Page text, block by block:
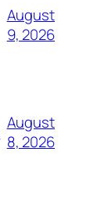
August
9, 2026
August
8, 2026